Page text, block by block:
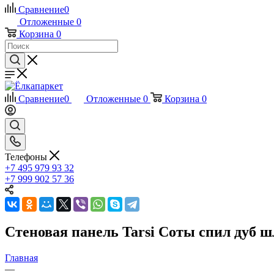
Сравнение0
Отложенные 0
Корзина 0
Сравнение0 Отложенные 0 Корзина 0
Телефоны
+7 495 979 93 32
+7 999 902 57 36
Стеновая панель Tarsi Соты спил дуб
Главная
—